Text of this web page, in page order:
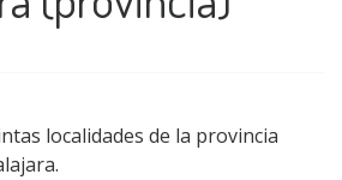
localidades de la provincia